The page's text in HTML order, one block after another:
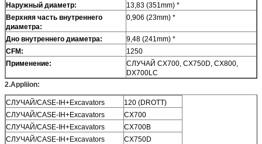
Наружный диаметр:
13,83 (351mm) *
Верхняя часть внутреннего
диаметра:
0,906 (23mm) *
Дно внутреннего диаметра:
9,48 (241mm) *
CFM:
1250
Применение:
СЛУЧАЙ CX700, CX750D, CX800,
DX700LC
2.Appliion:
СЛУЧАЙ/CASE-IH+Excavators
120 (DROTT)
СЛУЧАЙ/CASE-IH+Excavators
CX700
СЛУЧАЙ/CASE-IH+Excavators
CX700B
СЛУЧАЙ/CASE-IH+Excavators
CX750D